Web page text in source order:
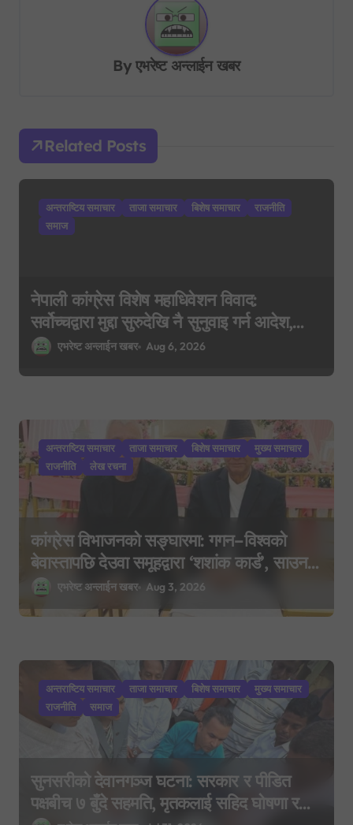
a
t
i
Byएभरेष्ट अन्लाईन खबर
Related Posts
अन्तराष्टिय समाचार ताजा समाचार बिशेष समाचार
राजनीति
समाज
नेपाली कांग्रेस विशेष महाधिवेशन विवाद:
सर्वोच्चद्वारा मुद्दा सुरुदेखि नै सुनुवाइ गर्न आदेश,
पुरानो फैसला पुनरावलोकन हुने
एभरेष्ट अन्लाईन खबर Aug 6, 2026
अन्तराष्टिय समाचार ताजा समाचार बिशेष समाचार
मुख्य समाचार
राजनीति
लेख रचना
कांग्रेस विभाजनको सङ्घारमा: गगन–विश्वको
बेवास्तापछि देउवा समूहद्वारा ‘शशांक कार्ड’, साउन
२९ मा नयाँ राजनीतिक यात्राको घोषणा तयारी!
एभरेष्ट अन्लाईन खबर Aug 3, 2026
अन्तराष्टिय समाचार ताजा समाचार बिशेष समाचार
मुख्य समाचार
राजनीति
समाज
सुनसरीको देवानगञ्ज घटना: सरकार र पीडित
पक्षबीच ७ बुँदे सहमति, मृतकलाई सहिद घोषणा र